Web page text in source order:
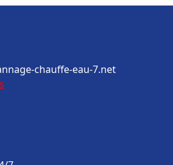
chauffe-eau-7.net